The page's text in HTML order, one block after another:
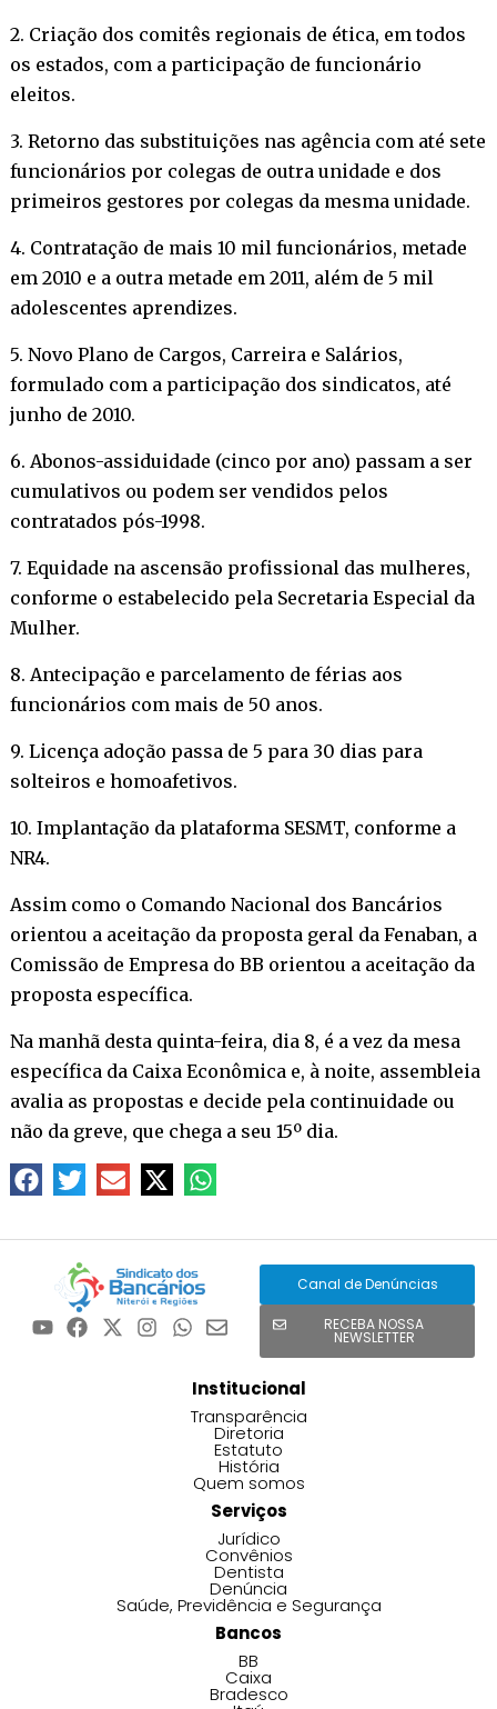
2. Criação dos comitês regionais de ética, em todos
os estados, com a participação de funcionário
eleitos.
3. Retorno das substituições nas agência com até sete
funcionários por colegas de outra unidade e dos
primeiros gestores por colegas da mesma unidade.
4. Contratação de mais 10 mil funcionários, metade
em 2010 e a outra metade em 2011, além de 5 mil
adolescentes aprendizes.
5. Novo Plano de Cargos, Carreira e Salários,
formulado com a participação dos sindicatos, até
junho de 2010.
6. Abonos-assiduidade (cinco por ano) passam a ser
cumulativos ou podem ser vendidos pelos
contratados pós-1998.
7. Equidade na ascensão profissional das mulheres,
conforme o estabelecido pela Secretaria Especial da
Mulher.
8. Antecipação e parcelamento de férias aos
funcionários com mais de 50 anos.
9. Licença adoção passa de 5 para 30 dias para
solteiros e homoafetivos.
10. Implantação da plataforma SESMT, conforme a
NR4.
Assim como o Comando Nacional dos Bancários
orientou a aceitação da proposta geral da Fenaban, a
Comissão de Empresa do BB orientou a aceitação da
proposta específica.
Na manhã desta quinta-feira, dia 8, é a vez da mesa
específica da Caixa Econômica e, à noite, assembleia
avalia as propostas e decide pela continuidade ou
não da greve, que chega a seu 15º dia.
Canal de Denúncias
RECEBA NOSSA
NEWSLETTER
Institucional
Transparência
Diretoria
Estatuto
História
Quem somos
Serviços
Jurídico
Convênios
Dentista
Denúncia
Saúde, Previdência e Segurança
Bancos
BB
Caixa
Bradesco